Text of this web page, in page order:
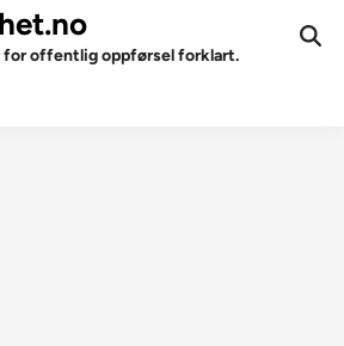
for offentlig oppførsel forklart.